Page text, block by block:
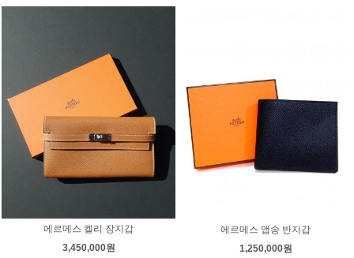
에르메스 켈리 장지갑
3,450,000원
에르메스 앱송 반지갑
1,250,000원